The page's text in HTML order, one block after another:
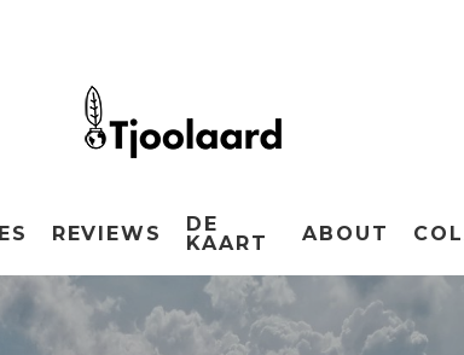
REVIEWS
DE
KAART
ABOUT